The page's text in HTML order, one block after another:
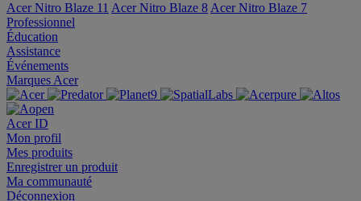
Acer Nitro Blaze 11 Acer Nitro Blaze 8 Acer Nitro Blaze 7
Professionnel
Éducation
Assistance
Événements
Marques Acer
Acer ID
Mon profil
Mes produits
Enregistrer un produit
Ma communauté
Déconnexion